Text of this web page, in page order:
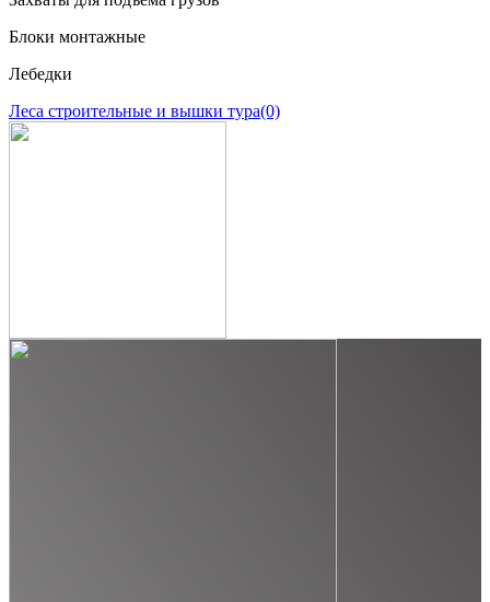
Блоки монтажные
Лебедки
Леса строительные и вышки тура(0)